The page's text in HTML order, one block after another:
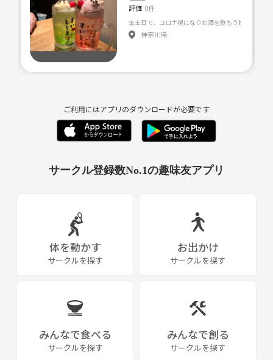
評価 0件
金土日で、コロナ禍になりお酒を飲もう機会が な
神奈川県
ご利用にはアプリのダウンロードが必要です
サークル登録数No.1の趣味友アプリ
体を動かす
サークルを探す
お出かけ
サークルを探す
みんなで食べる
サークルを探す
みんなで創る
サークルを探す